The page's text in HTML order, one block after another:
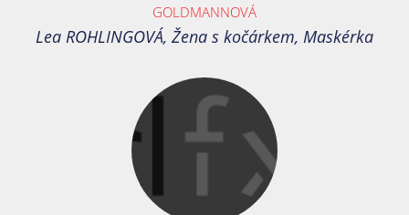
GOLDMANNOVÁ
Lea ROHLINGOVÁ, Žena s kočárkem, Maskérka